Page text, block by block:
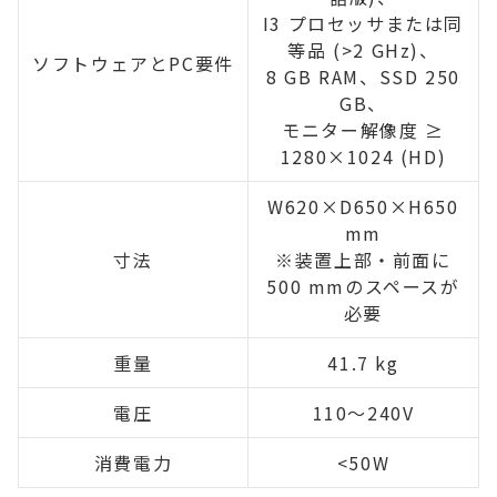
ソフトウェアとPC要件
I3 プロセッサまたは同
等品 (>2 GHz)、
8 GB RAM、SSD 250
GB、
モニター解像度 ≥
1280×1024 (HD)
寸法
W620×D650×H650
mm
※装置上部・前面に
500 mmのスペースが
必要
重量
41.7 kg
電圧
110～240V
消費電力
<50W